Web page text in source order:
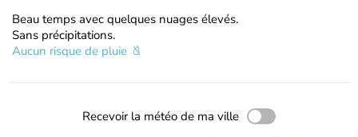
Beau temps avec quelques nuages élevés.
Sans précipitations.
Aucun risque de pluie
Recevoir la météo de ma ville